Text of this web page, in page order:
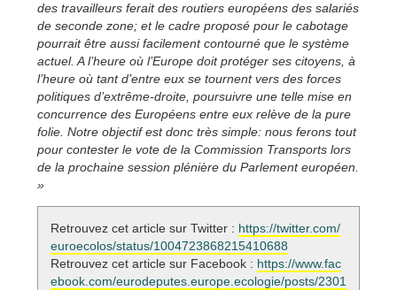
des travailleurs ferait des routiers européens des salariés
de seconde zone; et le cadre proposé pour le cabotage
pourrait être aussi facilement contourné que le système
actuel. A l’heure où l’Europe doit protéger ses citoyens, à
l’heure où tant d’entre eux se tournent vers des forces
politiques d’extrême-droite, poursuivre une telle mise en
concurrence des Européens entre eux relève de la pure
folie. Notre objectif est donc très simple: nous ferons tout
pour contester le vote de la Commission Transports lors
de la prochaine session plénière du Parlement européen.
»
Retrouvez cet article sur Twitter : https://twitter.com/
euroecolos/status/1004723868215410688
Retrouvez cet article sur Facebook : https://www.fac
ebook.com/eurodeputes.europe.ecologie/posts/2301